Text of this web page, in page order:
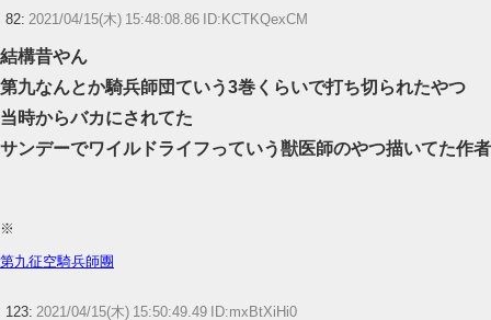
82: 2021/04/15(木) 15:48:08.86 ID:KCTKQexCM
結構昔やん
第九なんとか騎兵師団ていう3巻くらいで打ち切られたやつ
当時からバカにされてた
サンデーでワイルドライフっていう獣医師のやつ描いてた作者
※
第九征空騎兵師團
123: 2021/04/15(木) 15:50:49.49 ID:mxBtXiHi0